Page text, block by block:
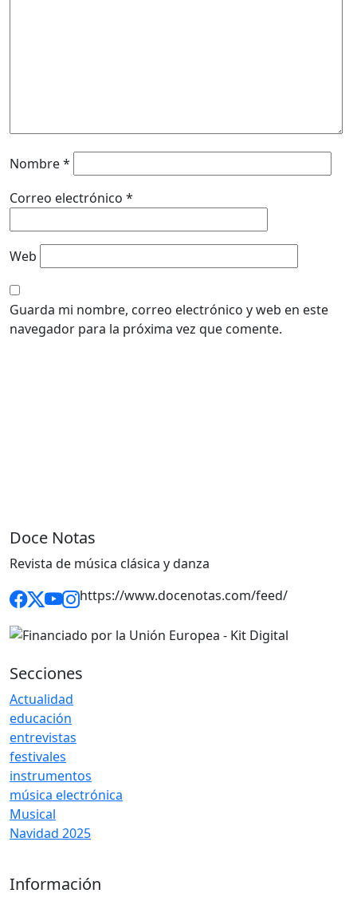
Nombre*
Correo electrónico *
Web
Guarda mi nombre, correo electrónico y web en este
navegador para la próxima vez que comente.
Doce Notas
Revista de música clásica y danza
https://www.docenotas.com/feed/
Secciones
Actualidad
educación
entrevistas
festivales
instrumentos
música electrónica
Musical
Navidad 2025
Información